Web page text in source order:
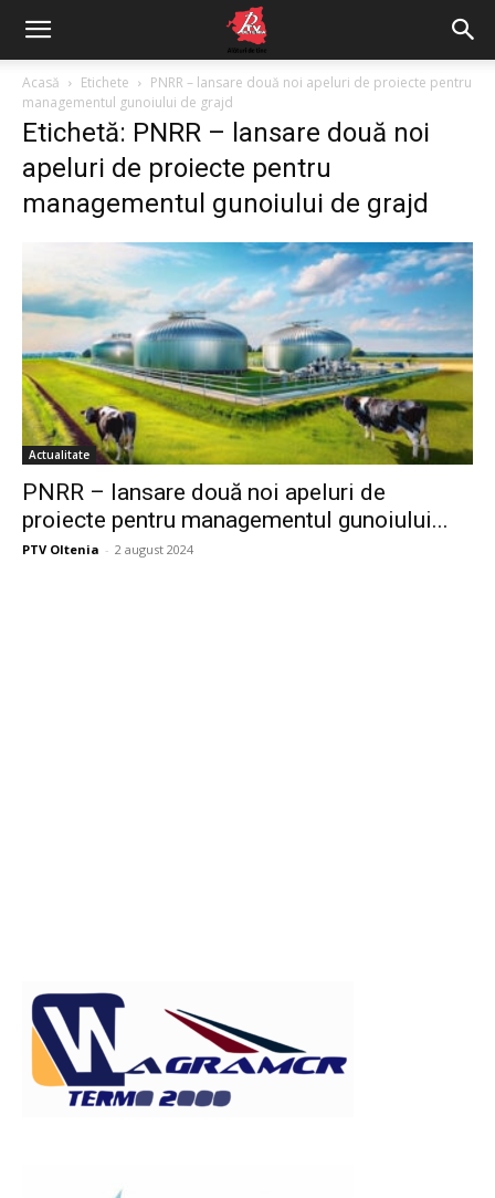
Acasă Etichete
PNRR – lansare două noi apeluri de proiecte pentru
managementul gunoiului de grajd
Etichetă: PNRR – lansare două noi
apeluri de proiecte pentru
managementul gunoiului de grajd
Actualitate
PNRR – lansare două noi apeluri de
proiecte pentru managementul gunoiului...
PTV Oltenia - 2 august 2024